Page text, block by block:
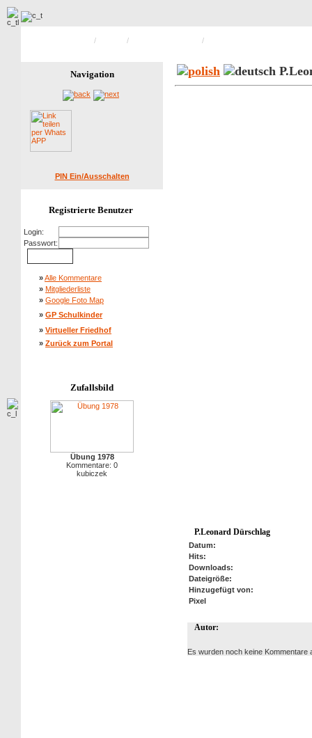
/ / /
Navigation
PIN Ein/Ausschalten
Registrierte Benutzer
Login:
Passwort:
»Alle Kommentare
» Mitgliederliste
» Google Foto Map
» GP Schulkinder
» Virtueller Friedhof
» Zurück zum Portal
Zufallsbild
Übung 1978
Kommentare: 0
kubiczek
P.Leonard Dürschlag
Datum:
Hits:
Downloads:
Dateigröße:
Hinzugefügt von:
Pixel
Autor:
Es wurden noch keine Kommentare